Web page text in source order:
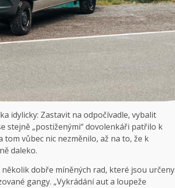
idylicky: Zastavit na odpočívadle, vybalit
stejně „postiženými“ dovolenkáři patřilo k
vůbec nic nezměnilo, až na to, že k
daleko.
dobře míněných rad, které jsou určeny
gangy. „Vykrádání aut a loupeže